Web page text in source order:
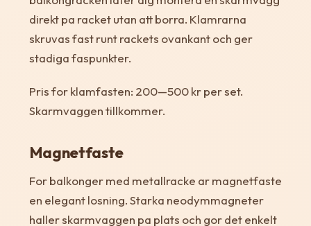
direkt pa racket utan att borra. Klamrarna
skruvas fast runt rackets ovankant och ger
stadiga faspunkter.
Pris for klamfasten: 200—500 kr per set.
Skarmvaggen tillkommer.
Magnetfaste
For balkonger med metallracke ar magnetfaste
en elegant losning. Starka neodymmagneter
haller skarmvaggen pa plats och gor det enkelt